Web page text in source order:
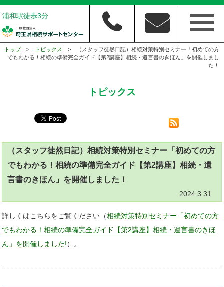
浦和駅徒歩3分
トップ> トピックス
> （スタッフ徒然日記）相続対策特別セミナー「初めての方
でもわかる！相続の準備完全ガイド【第2講座】相続・遺言書のきほん」を開催しまし
た！
トピックス
（スタッフ徒然日記）相続対策特別セミナー「初めての方
でもわかる！相続の準備完全ガイド【第2講座】相続・遺
言書のきほん」を開催しました！
2024.3.31
詳しくはこちらをご覧ください（相続対策特別セミナー「初めての方
でもわかる！相続の準備完全ガイド【第2講座】相続・遺言書のきほ
ん」を開催しました!）。